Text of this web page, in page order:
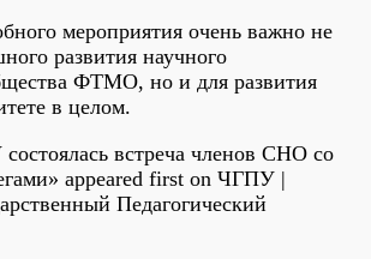
мероприятия очень важно не
развития научного
ФТМО, но и для развития
в целом.
встреча членов СНО со
appeared first on ЧГПУ |
Педагогический